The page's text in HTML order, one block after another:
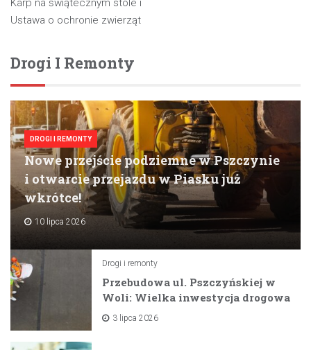
wpisu
Karp na świątecznym stole i
Ustawa o ochronie zwierząt
Drogi I Remonty
DROGI I REMONTY
Nowe przejście podziemne w Pszczynie
i otwarcie przejazdu w Piasku już
wkrótce!
10 lipca 2026
Drogi i remonty
Przebudowa ul. Pszczyńskiej w
Woli: Wielka inwestycja drogowa
na horyzoncie
3 lipca 2026